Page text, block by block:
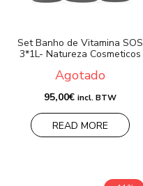
Set Banho de Vitamina SOS
3*1L- Natureza Cosmeticos
Agotado
95,00€ incl. BTW
READ MORE